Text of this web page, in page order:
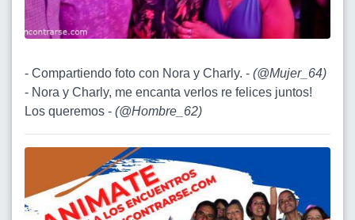
- Compartiendo foto con Nora y Charly. - (@Mujer_64)
- Nora y Charly, me encanta verlos re felices juntos!
Los queremos - (@Hombre_62)